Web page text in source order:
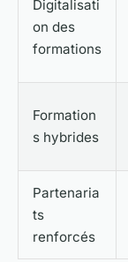
Digitalisati
on des
formations
Formation
s hybrides
Partenaria
ts
renforcés